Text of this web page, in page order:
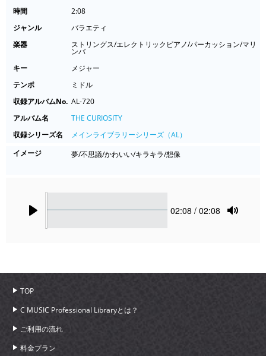
時間
2:08
ジャンル
バラエティ
楽器
ストリングス/エレクトリックピアノ/パーカッション/マリ
ンバ
キー
メジャー
テンポ
ミドル
収録アルバムNo. AL-720
アルバム名
THE CURIOSITY
収録シリーズ名
メインライブラリーシリーズ（AL）
イメージ
夢/不思議/かわいい/キラキラ/想像
Current
02:08 / 02:08
TOP
C MUSIC Professional Libraryとは？
ご利用の流れ
料金プラン